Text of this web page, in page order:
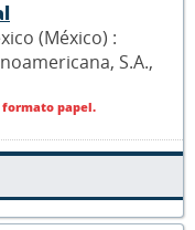
(México) :
S.A.,
papel.